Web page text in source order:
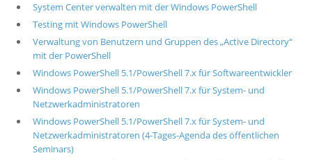
System Center verwalten mit der Windows PowerShell
Testing mit Windows PowerShell
Verwaltung von Benutzern und Gruppen des „Active Directory“
mit der PowerShell
Windows PowerShell 5.1/PowerShell 7.x für Softwareentwickler
Windows PowerShell 5.1/PowerShell 7.x für System- und
Netzwerkadministratoren
Windows PowerShell 5.1/PowerShell 7.x für System- und
Netzwerkadministratoren (4-Tages-Agenda des öffentlichen
Seminars)